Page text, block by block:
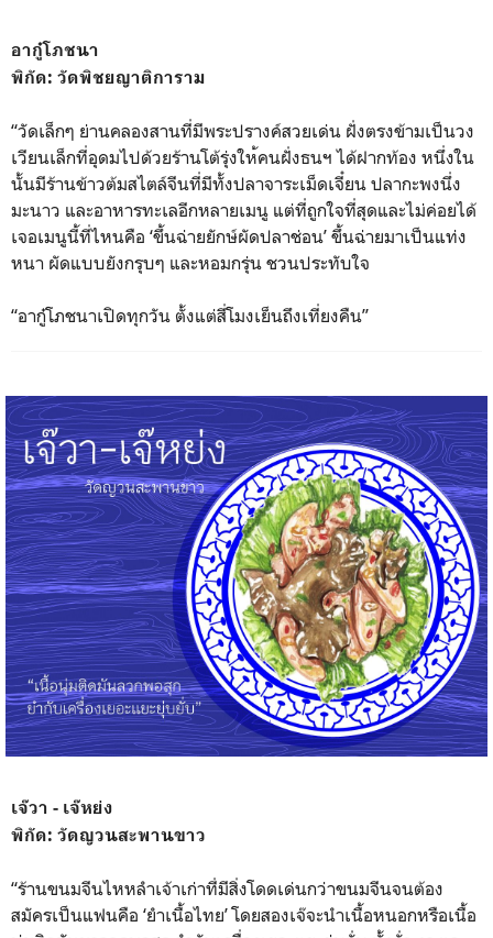
อากู๋โภชนา
พิกัด: วัดพิชยญาติการาม
“วัดเล็กๆ ย่านคลองสานที่มีพระปรางค์สวยเด่น ฝั่งตรงข้ามเป็นวง
เวียนเล็กที่อุดมไปด้วยร้านโต้รุ่งให้คนฝั่งธนฯ ได้ฝากท้อง หนึ่งใน
นั้นมีร้านข้าวต้มสไตล์จีนที่มีทั้งปลาจาระเม็ดเจี๋ยน ปลากะพงนึ่ง
มะนาว และอาหารทะเลอีกหลายเมนู แต่ที่ถูกใจที่สุดและไม่ค่อยได้
เจอเมนูนี้ที่ไหนคือ ‘ขึ้นฉ่ายยักษ์ผัดปลาช่อน’ ขึ้นฉ่ายมาเป็นแท่ง
หนา ผัดแบบยังกรุบๆ และหอมกรุ่น ชวนประทับใจ
“อากู๋โภชนาเปิดทุกวัน ตั้งแต่สี่โมงเย็นถึงเที่ยงคืน”
เจ๊วา - เจ๊หย่ง
พิกัด: วัดญวนสะพานขาว
“ร้านขนมจีนไหหลำเจ้าเก่าที่มีสิ่งโดดเด่นกว่าขนมจีนจนต้อง
สมัครเป็นแฟนคือ ‘ยำเนื้อไทย’ โดยสองเจ๊จะนำเนื้อหนอกหรือเนื้อ